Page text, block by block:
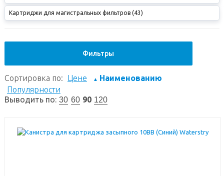
Картриджи для магистральных фильтров (43)
Фильтры
Сортировка по: Цене ▲ Наименованию
Популярности
Выводить по: 30 60 90 120